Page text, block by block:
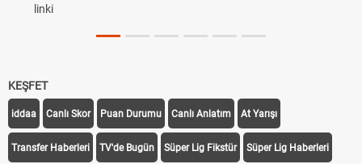
linki
KEŞFET
iddaa Canlı Skor Puan Durumu Canlı Anlatım At Yarışı
Transfer Haberleri TV'de Bugün Süper Lig Fikstür Süper Lig Haberleri